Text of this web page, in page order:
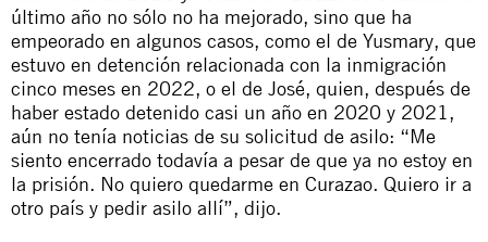
último año no sólo no ha mejorado, sino que ha
empeorado en algunos casos, como el de Yusmary, que
estuvo en detención relacionada con la inmigración
cinco meses en 2022, o el de José, quien, después de
haber estado detenido casi un año en 2020 y 2021,
aún no tenía noticias de su solicitud de asilo: “Me
siento encerrado todavía a pesar de que ya no estoy en
la prisión. No quiero quedarme en Curazao. Quiero ir a
otro país y pedir asilo allí”, dijo.